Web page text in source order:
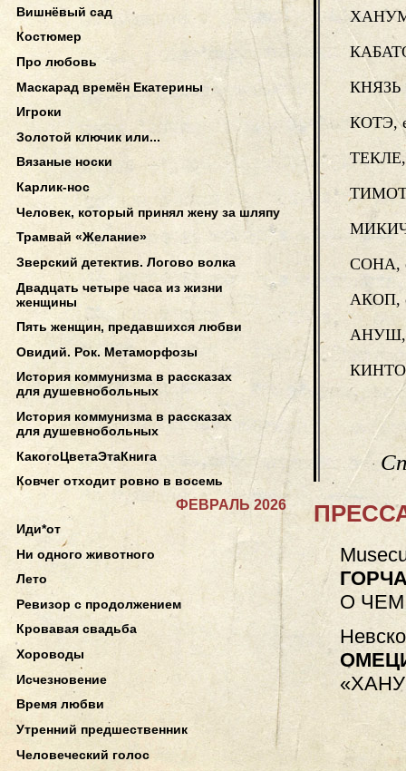
КНЯЗЬ
КОТЭ,
ТЕКЛЕ,
СОНА,
АКОП,
АНУШ,
КИНТО
О
Вишнёвый сад
Костюмер
Про любовь
Маскарад времён Екатерины
Игроки
Золотой ключик или...
Вязаные носки
Карлик-нос
Человек, который принял жену за шляпу
Трамвай «Желание»
Зверский детектив. Логово волка
Двадцать четыре часа из жизни
женщины
Пять женщин, предавшихся любви
Овидий. Рок. Метаморфозы
История коммунизма в рассказах
для душевнобольных
История коммунизма в рассказах
для душевнобольных
КакогоЦветаЭтаКнига
Ковчег отходит ровно в восемь
ФЕВРАЛЬ 2026
Иди*от
Ни одного животного
Лето
Ревизор с продолжением
Кровавая свадьба
Хороводы
Исчезновение
Время любви
Утренний предшественник
Человеческий голос